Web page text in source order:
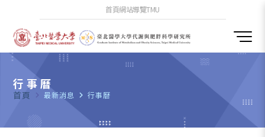
首頁網站導覽TMU
行事曆
首頁 navigate_next 最新消息 navigate_next 行事曆